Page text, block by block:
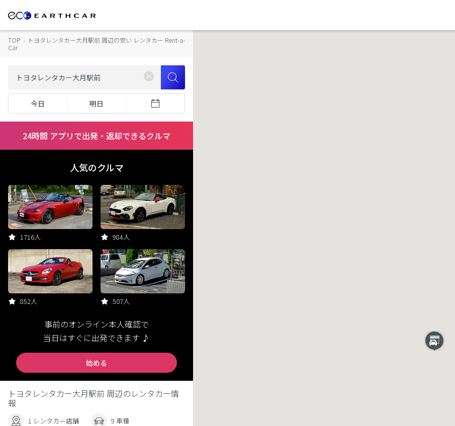
TOP › トヨタレンタカー大月駅前 周辺の安い レンタカー Rent-a-
Car
今日 明日
24時間 アプリで出発・返却できるクルマ
人気のクルマ
1716人 984人
852人 507人
事前のオンライン本人確認で
当日はすぐに出発できます ♪
始める
トヨタレンタカー大月駅前 周辺のレンタカー情
報
1 レンタカー店舗 9 車種